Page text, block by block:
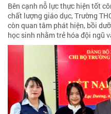
Bên cạnh nỗ lực thực hiện tốt
chất lượng giáo dục, Trường
còn quan tâm phát hiện, bồi
học sinh nhằm trẻ hóa đội ngũ